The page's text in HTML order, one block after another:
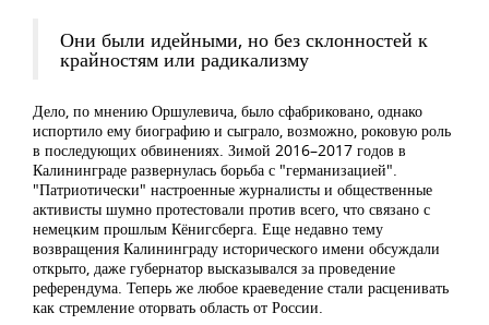
Они были идейными, но без склонностей к
крайностям или радикализму
Дело, по мнению Оршулевича, было сфабриковано, однако
испортило ему биографию и сыграло, возможно, роковую роль
в последующих обвинениях. Зимой 2016–2017 годов в
Калининграде развернулась борьба с "германизацией".
"Патриотически" настроенные журналисты и общественные
активисты шумно протестовали против всего, что связано с
немецким прошлым Кёнигсберга. Еще недавно тему
возвращения Калининграду исторического имени обсуждали
открыто, даже губернатор высказывался за проведение
референдума. Теперь же любое краеведение стали расценивать
как стремление оторвать область от России.